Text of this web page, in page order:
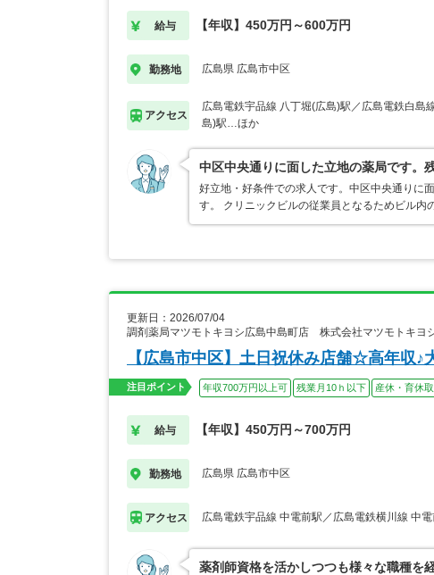
給与 【年収】450万円～600万円
勤務地 広島県 広島市中区
アクセス
広島電鉄宇品線 八丁堀(広島)駅／広島電鉄白島
島)駅…ほか
中区中央通りに面した立地の薬局です。
好立地・好条件での求人です。中区中央通りに
す。 クリニックビルの従業員となるためビル
更新日：2026/07/04
調剤薬局マツモトキヨシ広島中島町店 株式会社マツモトキヨ
【広島市中区】土日祝休み店舗☆高年収♪
注目ポイント 年収700万円以上可 残業月10ｈ以下 産休・育休
給与 【年収】450万円～700万円
勤務地 広島県 広島市中区
アクセス 広島電鉄宇品線 中電前駅／広島電鉄横川線 中
薬剤師資格を活かしつつも様々な職種を